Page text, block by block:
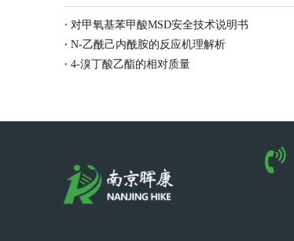
对甲氧基苯甲酸MSD安全技术说明书
N-乙酰己内酰胺的反应机理解析
4-溴丁酸乙酯的相对质量